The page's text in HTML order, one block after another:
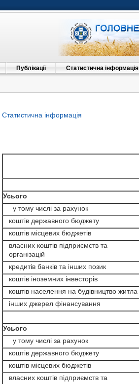
Публікації Статистична інформація
Статистична інформація
Усього
у тому числі за рахунок
коштів державного бюджету
коштів місцевих бюджетів
власних коштів підприємств та
організацій
кредитів банків та інших позик
коштів іноземних інвесторів
коштів населення на будівництво житла
інших джерел фінансування
Усього
у тому числі за рахунок
коштів державного бюджету
коштів місцевих бюджетів
власних коштів підприємств та